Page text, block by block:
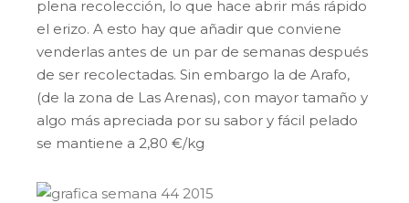
plena recolección, lo que hace abrir más rápido
el erizo. A esto hay que añadir que conviene
venderlas antes de un par de semanas después
de ser recolectadas. Sin embargo la de Arafo,
(de la zona de Las Arenas), con mayor tamaño y
algo más apreciada por su sabor y fácil pelado
se mantiene a 2,80 €/kg